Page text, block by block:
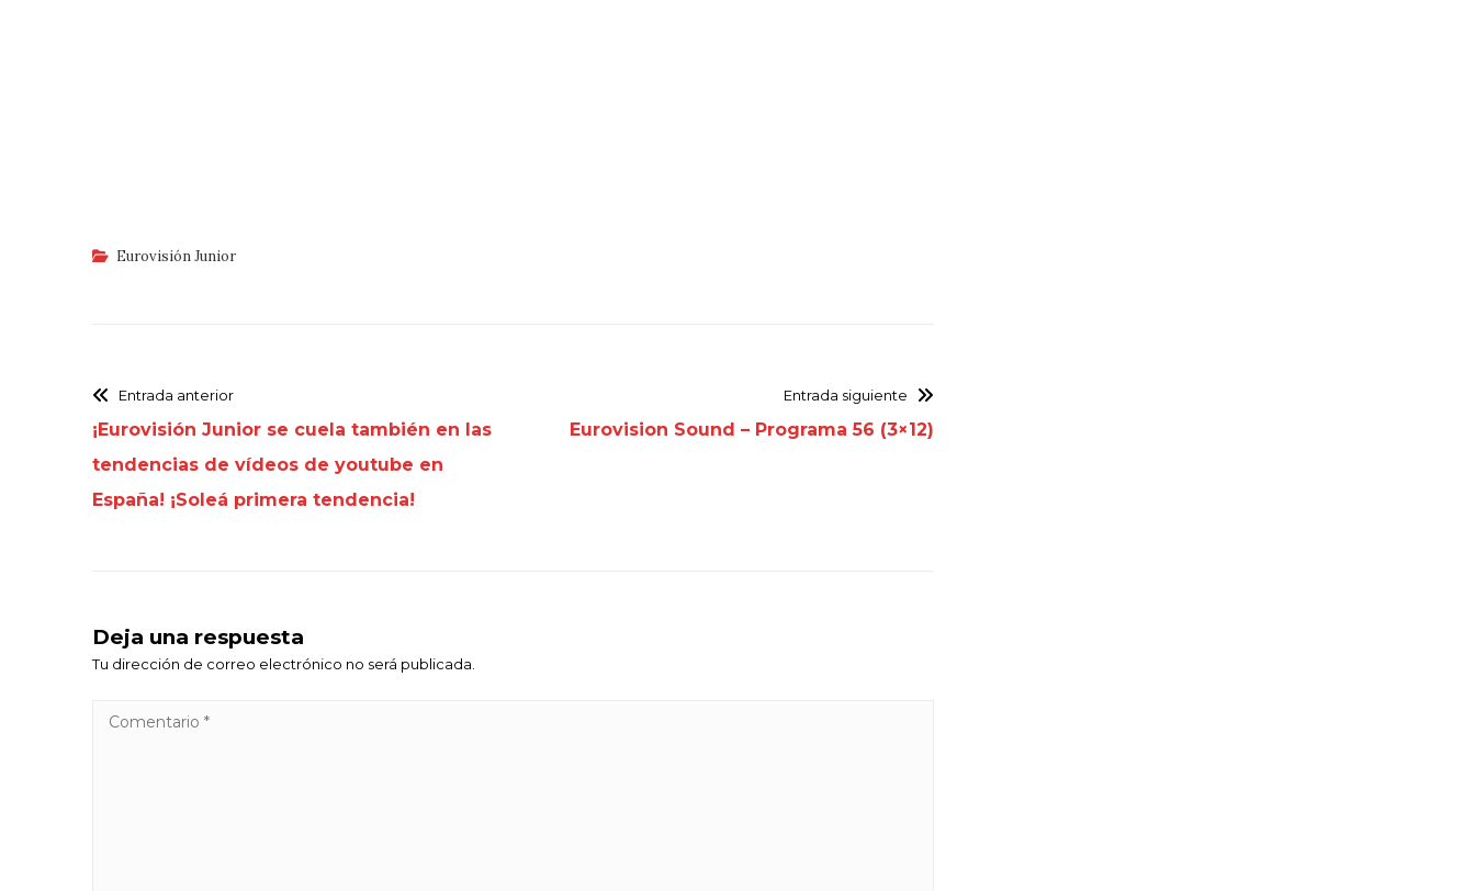
Eurovisión Junior
Entrada anterior
¡Eurovisión Junior se cuela también en las
tendencias de vídeos de youtube en
España! ¡Soleá primera tendencia!
Entrada siguiente
Eurovision Sound – Programa 56 (3×12)
Deja una respuesta
Tu dirección de correo electrónico no será publicada.